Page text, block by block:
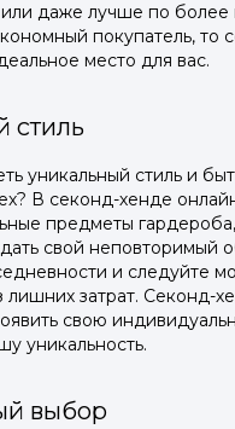
даже лучше по более
покупатель, то
место для вас.
стиль
уникальный стиль и
В секонд-хенде
предметы
свой неповторимый
и следуйте
затрат. Секонд-
свою
уникальность.
выбор